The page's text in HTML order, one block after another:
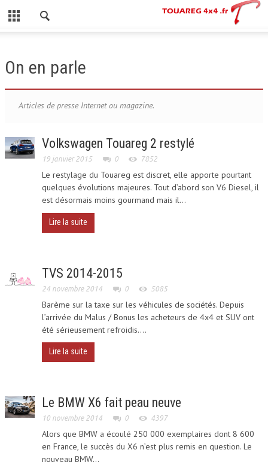
CATÉGORIES
CONTACT
TOUAREG I
DEPUIS 2010
TOUAREG III
LE TOUAREG
TOUS LES MODÈLES DEPUIS 2002
HYBRIDE
On en parle
Articles de presse Internet ou magazine.
Volkswagen Touareg 2 restylé
19 janvier 2015 0 7852
Le restylage du Touareg est discret, elle apporte pourtant
quelques évolutions majeures. Tout d’abord son V6 Diesel, il
est désormais moins gourmand mais il...
Lire la suite
TVS 2014-2015
24 novembre 2014 0 5085
Barème sur la taxe sur les véhicules de sociétés. Depuis
l’arrivée du Malus / Bonus les acheteurs de 4x4 et SUV ont
été sérieusement refroidis....
Lire la suite
Le BMW X6 fait peau neuve
10 novembre 2014 0 4397
Alors que BMW a écoulé 250 000 exemplaires dont 8 600
en France, le succès du X6 n’est plus remis en question. Le
nouveau BMW...